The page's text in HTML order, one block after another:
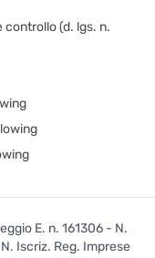
controllo (d. lgs. n.
E. n. 161306 - N.
Iscriz. Reg. Imprese